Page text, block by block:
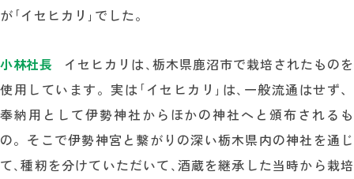
が｢イセヒカリ｣でした。
小林社長 イセヒカリは､栃木県鹿沼市で栽培されたものを
使用しています。実は｢イセヒカリ｣は､一般流通はせず、
奉納用として伊勢神社からほかの神社へと頒布されるも
の。そこで伊勢神宮と繋がりの深い栃木県内の神社を通じ
て､種籾を分けていただいて､酒蔵を継承した当時から栽培